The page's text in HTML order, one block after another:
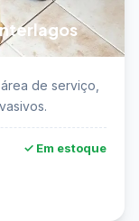
de serviço,
✓ Em estoque